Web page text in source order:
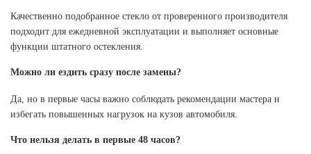
Качественно подобранное стекло от проверенного производителя
подходит для ежедневной эксплуатации и выполняет основные
функции штатного остекления.
Можно ли ездить сразу после замены?
Да, но в первые часы важно соблюдать рекомендации мастера и
избегать повышенных нагрузок на кузов автомобиля.
Что нельзя делать в первые 48 часов?